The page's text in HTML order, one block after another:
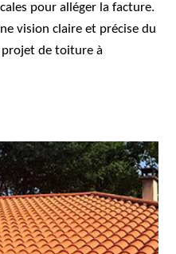
pour alléger la facture.
vision claire et précise du
projet de toiture à